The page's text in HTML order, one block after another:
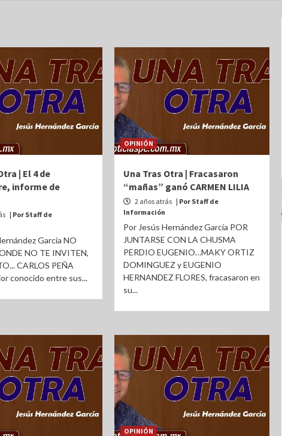
| El 4 de
informe de
| Por Staff de
García NO
NO TE INVITEN,
CARLOS PEÑA
conocido entre sus...
OPINIÓN
Una Tras Otra | Fracasaron
“mañas” ganó CARMEN LILIA
2 años atrás | Por Staff de
Información
Por Jesús Hernández García POR
JUNTARSE CON LA CHUSMA
PERDIO EUGENIO…MAKY ORTIZ
DOMINGUEZ y EUGENIO
HERNANDEZ FLORES, fracasaron en
su...
OPINIÓN